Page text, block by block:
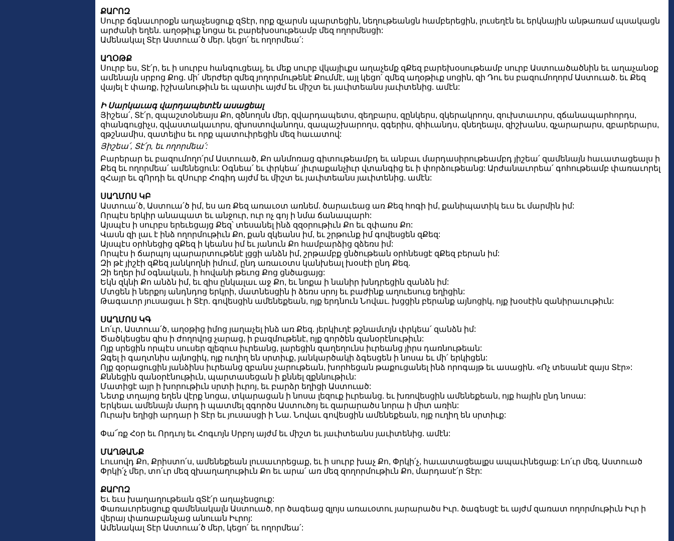
ՔԱՐՈԶ
Սուրբ ճգնաւորօքն աղաչեսցուք զՏէր, որք զչարսն պարտեցին, նեղութեանցն համբերեցին, լուսեղէն եւ երկնային անթառամ պսակացն
արժանի եղեն. աղօթիւք նոցա եւ բարեխօսութեամբ մեզ ողորմեսցի:
Ամենակալ Տէր Աստուա՛ծ մեր. կեցո՛ եւ ողորմեա՛:
ԱՂՕԹՔ
Սուրբ ես, Տէ՛ր, եւ ի սուրբս հանգուցեալ, եւ մեք սուրբ վկայիւքս աղաչեմք զՔեզ բարեխօսութեամբ սուրբ Աստուածածնին եւ աղաչանօք
ամենայն սրբոց Քոց. մի՛ մերժեր զմեզ յողորմութենէ Քումմէ, այլ կեցո՛ զմեզ աղօթիւք սոցին, զի Դու ես բազումողորմ Աստուած. եւ Քեզ
վայել է փառք, իշխանութիւն եւ պատիւ այժմ եւ միշտ եւ յաւիտեանս յաւիտենից. ամէն:
Ի Սարկաւագ վարդապետէն ասացեալ
Յիշեա՛, Տէ՛ր, զպաշտօնեայս Քո, զծնողսն մեր, զվարդապետս, զեղբարս, զընկերս, զկերակրողս, զուխտաւորս, զճանապարհորդս,
զհանգուցիչս, զվաստակաւորս, զխոստովանողս, զապաշխարողս, զգերիս, զհիւանդս, զնեղեալս, զիշխանս, զչարարարս, զբարերարս,
զթշնամիս, զատելիս եւ որք պատուիրեցին մեզ հաւատով:
Յիշեա՛, Տէ՛ր, եւ ողորմեա՛:
Բարերար եւ բազումողո՛րմ Աստուած, Քո անմոռաց գիտութեամբդ եւ անբաւ մարդասիրութեամբդ յիշեա՛ զամենայն հաւատացեալս ի
Քեզ եւ ողորմեա՛ ամենեցուն: Օգնեա՛ եւ փրկեա՛ յիւրաքանչիւր վտանգից եւ ի փորձութեանց: Արժանաւորեա՛ գոհութեամբ փառաւորել
զՀայր եւ զՈրդի եւ զՍուրբ Հոգիդ այժմ եւ միշտ եւ յաւիտեանս յաւիտենից. ամէն:
ՍԱՂՄՈՍ ԿԲ
Աստուա՛ծ, Աստուա՛ծ իմ, ես առ Քեզ առաւօտ առնեմ. ծարաւեաց առ Քեզ հոգի իմ, քանիպատիկ եւս եւ մարմին իմ:
Որպէս երկիր անապատ եւ անջուր, ուր ոչ գոյ ի նմա ճանապարհ:
Այսպէս ի սուրբս երեւեցայց Քեզ՝ տեսանել ինձ զզօրութիւն Քո եւ զփառս Քո:
Վասն զի լաւ է ինձ ողորմութիւն Քո, քան զկեանս իմ, եւ շրթունք իմ գովեսցեն զՔեզ:
Այսպէս օրհնեցից զՔեզ ի կեանս իմ եւ յանուն Քո համբարձից զձեռս իմ:
Որպէս ի ճարպոյ պարարտութենէ լցցի անձն իմ, շրթամբք ցնծութեան օրհնեսցէ զՔեզ բերան իմ:
Զի թէ յիշէի զՔեզ յանկողնի իմում, ընդ առաւօտս կանխեալ խօսէի ընդ Քեզ.
Զի եղեր իմ օգնական, ի հովանի թեւոց Քոց ցնծացայց:
Եկն զկնի Քո անձն իմ, եւ զիս ընկալաւ աջ Քո, եւ նոքա ի նանիր խնդրեցին զանձն իմ:
Մտցեն ի ներքոյ անդնդոց երկրի, մատնեսցին ի ձեռս սրոյ եւ բաժինք աղուեսուց եղիցին:
Թագաւոր յուսացաւ ի Տէր. գովեսցին ամենեքեան, ոյք երդնուն Նովաւ. խցցին բերանք այնոցիկ, ոյք խօսէին զանիրաւութիւն:
ՍԱՂՄՈՍ ԿԳ
Լո՛ւր, Աստուա՛ծ, աղօթից իմոց յաղաչել ինձ առ Քեզ. յերկիւղէ թշնամւոյն փրկեա՛ զանձն իմ:
Ծածկեսցես զիս ի ժողովոց չարաց, ի բազմութենէ, ոյք գործեն զանօրէնութիւն:
Ոյք սրեցին որպէս սուսեր զլեզուս իւրեանց, լարեցին զաղեղունս իւրեանց յիրս դառնութեան:
Ձգել ի գաղտնիս այնոցիկ, ոյք ուղիղ են սրտիւք, յանկարծակի ձգեսցեն ի նոսա եւ մի՛ երկիցեն:
Ոյք զօրացուցին յանձինս իւրեանց զբանս չարութեան, խորհեցան թաքուցանել ինձ որոգայթ եւ ասացին. «Ոչ տեսանէ զայս Տէր»:
Քննեցին զանօրէնութիւն, պարտասեցան ի քննել զքննութիւն:
Մատիցէ այր ի խորութիւն սրտի իւրոյ, եւ բարձր եղիցի Աստուած:
Նետք տղայոց եղեն վէրք նոցա, տկարացան ի նոսա լեզուք իւրեանց. եւ խռովեսցին ամենեքեան, ոյք հային ընդ նոսա:
Երկեաւ ամենայն մարդ ի պատմել զգործս Աստուծոյ եւ զարարածս նորա ի միտ առին:
Ուրախ եղիցի արդար ի Տէր եւ յուսասցի ի Նա. Նովաւ գովեսցին ամենեքեան, ոյք ուղիղ են սրտիւք:
Փա՜ռք Հօր եւ Որդւոյ եւ Հոգւոյն Սրբոյ այժմ եւ միշտ եւ յաւիտեանս յաւիտենից. ամէն:
ՄԱՂԹԱՆՔ
Լուսովդ Քո, Քրիստո՛ս, ամենեքեան լուսաւորեցաք, եւ ի սուրբ խաչ Քո, Փրկի՛չ, հաւատացեալքս ապաւինեցաք: Լո՛ւր մեզ, Աստուած
Փրկի՛չ մեր, տո՛ւր մեզ զխաղաղութիւն Քո եւ արա՛ առ մեզ զողորմութիւն Քո, մարդասէ՛ր Տէր:
ՔԱՐՈԶ
Եւ եւս խաղաղութեան զՏէ՛ր աղաչեսցուք:
Փառաւորեսցուք զամենակալն Աստուած, որ ծագեաց զլոյս առաւօտու յարարածս Իւր. ծագեսցէ եւ այժմ զառատ ողորմութիւն Իւր ի
վերայ փառաբանչաց անուան Իւրոյ:
Ամենակալ Տէր Աստուա՛ծ մեր, կեցո՛ եւ ողորմեա՛: